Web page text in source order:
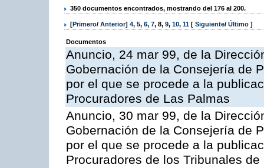
350 documentos encontrados, mostrando del 176 al 200.
[Primero/ Anterior] 4, 5, 6, 7, 8, 9, 10, 11 [ Siguiente/ Último ]
Documentos
Anuncio, 24 mar 99, de la
Gobernación de la Consejería de
por el que se procede a la
Procuradores de Las Palmas
Anuncio, 30 mar 99, de la
Gobernación de la Consejería de
por el que se procede a la
Procuradores de los Tribunales